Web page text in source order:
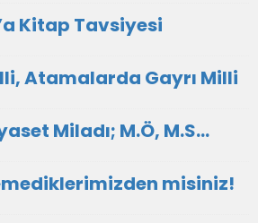
Kitap Tavsiyesi
Atamalarda Gayrı Milli
Miladı; M.Ö, M.S…
misiniz!